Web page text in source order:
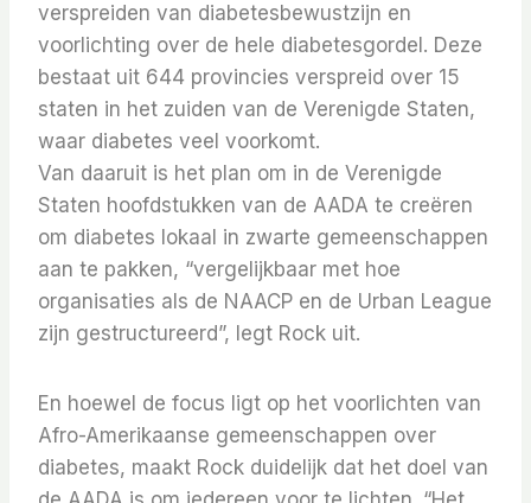
verspreiden van diabetesbewustzijn en
voorlichting over de hele diabetesgordel. Deze
bestaat uit 644 provincies verspreid over 15
staten in het zuiden van de Verenigde Staten,
waar diabetes veel voorkomt.
Van daaruit is het plan om in de Verenigde
Staten hoofdstukken van de AADA te creëren
om diabetes lokaal in zwarte gemeenschappen
aan te pakken, “vergelijkbaar met hoe
organisaties als de NAACP en de Urban League
zijn gestructureerd”, legt Rock uit.
En hoewel de focus ligt op het voorlichten van
Afro-Amerikaanse gemeenschappen over
diabetes, maakt Rock duidelijk dat het doel van